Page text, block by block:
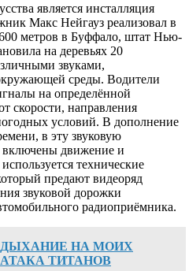
является инсталляция
Макс Нейгауз реализовал в
метров в Буффало, штат Нью-
на деревьях 20
звуками,
среды. Водители
на определённой
скорости, направления
условий. В дополнение
в эту звуковую
включены движение и
технические
предают видеоряд
звуковой дорожки
радиоприёмника.
ДЫХАНИЕ НА МОИХ
ТИТАНОВ